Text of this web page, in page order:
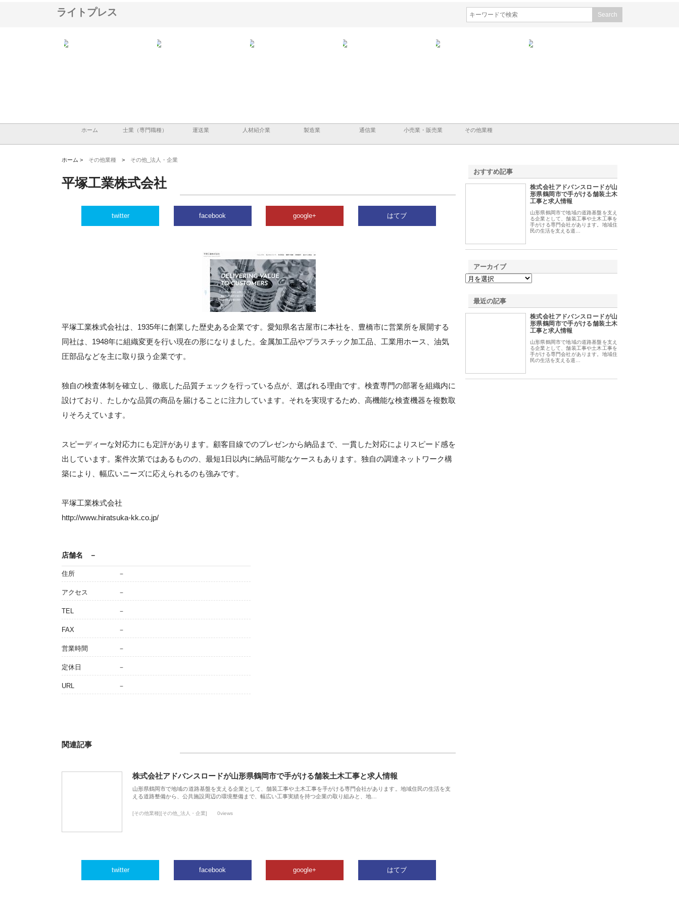
ライトプレス
ホーム 士業（専門職種） 運送業 人材紹介業 製造業 通信業 小売業・販売業 その他業種
ホーム > その他業種 > その他_法人・企業
平塚工業株式会社
twitter facebook google+ はてブ
平塚工業株式会社は、1935年に創業した歴史ある企業です。愛知県名古屋市に本社を、豊橋市に営業所を展開する
同社は、1948年に組織変更を行い現在の形になりました。金属加工品やプラスチック加工品、工業用ホース、油気
圧部品などを主に取り扱う企業です。
独自の検査体制を確立し、徹底した品質チェックを行っている点が、選ばれる理由です。検査専門の部署を組織内に
設けており、たしかな品質の商品を届けることに注力しています。それを実現するため、高機能な検査機器を複数取
りそろえています。
スピーディーな対応力にも定評があります。顧客目線でのプレゼンから納品まで、一貫した対応によりスピード感を
出しています。案件次第ではあるものの、最短1日以内に納品可能なケースもあります。独自の調達ネットワーク構
築により、幅広いニーズに応えられるのも強みです。
平塚工業株式会社
http://www.hiratsuka-kk.co.jp/
店舗名 －
住所 －
アクセス －
TEL －
FAX －
営業時間 －
定休日 －
URL －
関連記事
株式会社アドバンスロードが山形県鶴岡市で手がける舗装土木工事と求人情報
山形県鶴岡市で地域の道路基盤を支える企業として、舗装工事や土木工事を手がける専門会社があります。地域住民の生活を支
える道路整備から、公共施設周辺の環境整備まで、幅広い工事実績を持つ企業の取り組みと、地…
[その他業種][その他_法人・企業] 0views
twitter facebook google+ はてブ
おすすめ記事
株式会社アドバンスロードが山
形県鶴岡市で手がける舗装土木
工事と求人情報
山形県鶴岡市で地域の道路基盤を支え
る企業として、舗装工事や土木工事を
手がける専門会社があります。地域住
民の生活を支える道…
アーカイブ
最近の記事
株式会社アドバンスロードが山
形県鶴岡市で手がける舗装土木
工事と求人情報
山形県鶴岡市で地域の道路基盤を支え
る企業として、舗装工事や土木工事を
手がける専門会社があります。地域住
民の生活を支える道…